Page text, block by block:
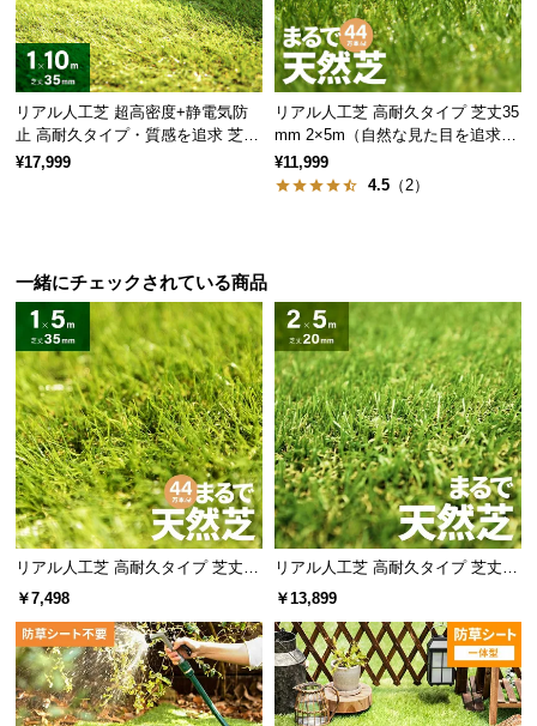
o.,
リアル人工芝 超高密度+静電気防
止 高耐久タイプ・質感を追求 芝丈
35mm 1×10m
¥17,999
リアル人工芝 高耐久タイプ 芝丈35
mm 2×5m（自然な見た目を追求・
U字ピン付属）
¥11,999
4.5 （2）
一緒にチェックされている商品
リアル人工芝 高耐久タイプ 芝丈35
mm 1×5m 防草シート付（自然な見
￥7,498
リアル人工芝 高耐久タイプ 芝丈20
mm 2×5m 防草シート付（自然な見
￥13,899